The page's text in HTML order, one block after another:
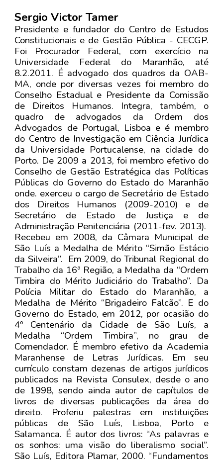
Sergio Victor Tamer
Presidente e fundador do Centro de Estudos
Constitucionais e de Gestão Pública - CECGP.​
Foi Procurador Federal, com exercício na
Universidade Federal do Maranhão, até
8.2.2011. É advogado dos quadros da OAB-
MA, onde por diversas vezes foi membro do
Conselho Estadual e Presidente da Comissão
de Direitos Humanos. Integra, também, o
quadro de advogados da Ordem dos
Advogados de Portugal, Lisboa e é membro
do Centro de Investigação em Ciência Jurídica
da Universidade Portucalense, na cidade do
Porto. De 2009 a 2013, foi membro efetivo do
Conselho de Gestão Estratégica das Políticas
Públicas do Governo do Estado do Maranhão
onde. exerceu o cargo de Secretário de Estado
dos Direitos Humanos (2009-2010) e de
Secretário de Estado de Justiça e de
Administração Penitenciária (2011-fev. 2013).
Recebeu em 2008, da Câmara Municipal de
São Luís a Medalha de Mérito “Simão Estácio
da Silveira”. Em 2009, do Tribunal Regional do
Trabalho da 16ª Região, a Medalha da “Ordem
Timbira do Mérito Judiciário do Trabalho”. Da
Polícia Militar do Estado do Maranhão, a
Medalha de Mérito “Brigadeiro Falcão”. E do
Governo do Estado, em 2012, por ocasião do
4º Centenário da Cidade de São Luís, a
Medalha “Ordem Timbira”, no grau de
Comendador. É membro efetivo da Academia
Maranhense de Letras Jurídicas. Em seu
currículo constam dezenas de artigos jurídicos
publicados na Revista Consulex, desde o ano
de 1998, sendo ainda autor de capítulos de
livros de diversas publicações da área do
direito. Proferiu palestras em instituições
públicas de São Luís, Lisboa, Porto e
Salamanca. É autor dos livros: “As palavras e
os sonhos: uma visão do liberalismo social”.
São Luís, Editora Plamar, 2000. “Fundamentos